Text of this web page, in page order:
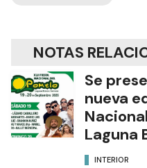
NOTAS
Se
nueva
Laguna
INTERIOR